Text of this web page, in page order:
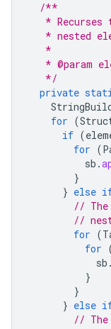
/**
* Recurses
* nested
   *
* @param
   */
private
for (
if (
for (
sb .
}
} else
//
//
for (
for
sb .
}
}
} else
//